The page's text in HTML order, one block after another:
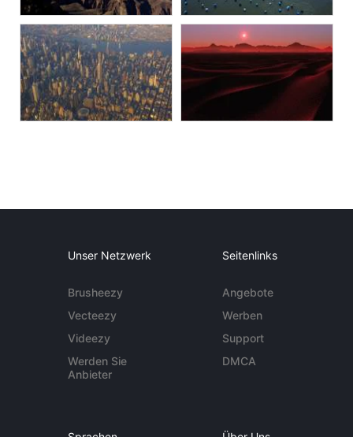
Unser Netzwerk
Brusheezy
Vecteezy
Videezy
Werden Sie
Anbieter
Seitenlinks
Angebote
Werben
Support
DMCA